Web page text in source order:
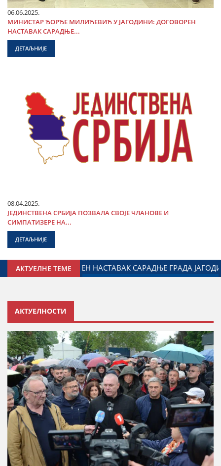
06.06.2025.
МИНИСТАР ЂОРЂЕ МИЛИЋЕВИЋ У ЈАГОДИНИ: ДОГОВОРЕН
НАСТАВАК САРАДЊЕ...
ДЕТАЉНИЈЕ
08.04.2025.
ЈЕДИНСТВЕНА СРБИЈА ПОЗВАЛА СВОЈЕ ЧЛАНОВЕ И
СИМПАТИЗЕРЕ НА...
ДЕТАЉНИЈЕ
АКТУЕЛНЕ ТЕМЕ
СА ДИЈАСПОРОМ ДАЛИБОР МАРКОВИЋ НА
АКТУЕЛНОСТИ